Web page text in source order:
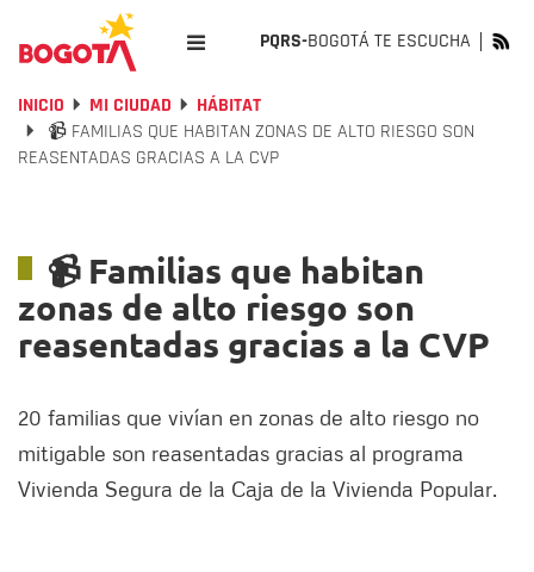
PQRS-BOGOTÁ TE ESCUCHA
INICIO MI CIUDAD
HÁBITAT
📹 FAMILIAS QUE HABITAN ZONAS DE ALTO RIESGO SON
REASENTADAS GRACIAS A LA CVP
📹 Familias que habitan
zonas de alto riesgo son
reasentadas gracias a la CVP
20 familias que vivían en zonas de alto riesgo no
mitigable son reasentadas gracias al programa
Vivienda Segura de la Caja de la Vivienda Popular.